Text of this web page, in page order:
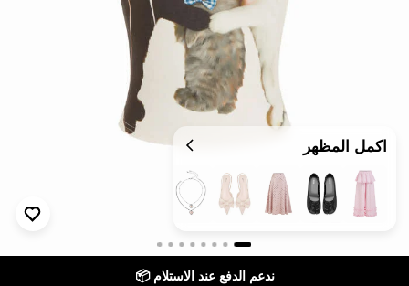
اكمل المظهر
ندعم الدفع عند الاستلام 📦